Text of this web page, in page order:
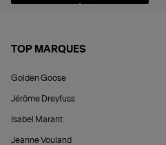
TOP MARQUES
Golden Goose
Jérôme Dreyfuss
Isabel Marant
Jeanne Vouland